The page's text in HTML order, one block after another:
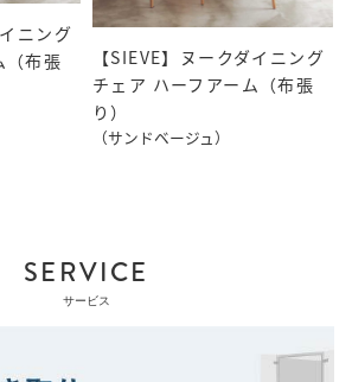
ニング
（布張
【SIEVE】ヌークダイニング
チェア ハーフアーム（布張
り）
（サンドベージュ）
SERVICE
サービス